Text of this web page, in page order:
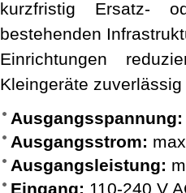
kurzfristig Ersatz-
bestehenden
Einrichtungen
Kleingeräte
Ausgangsspannung:
Ausgangsstrom:
Ausgangsleistung:
Eingang: 110-240 V